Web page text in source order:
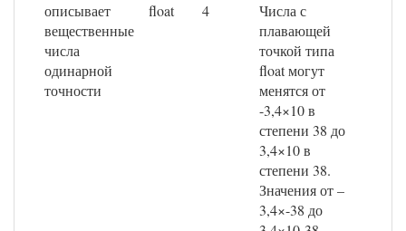
описывает
вещественные
числа
одинарной
точности
float 4
Числа с
плавающей
точкой типа
float могут
менятся от
-3,4×10 в
степени 38 до
3,4×10 в
степени 38.
Значения от –
3,4×-38 до